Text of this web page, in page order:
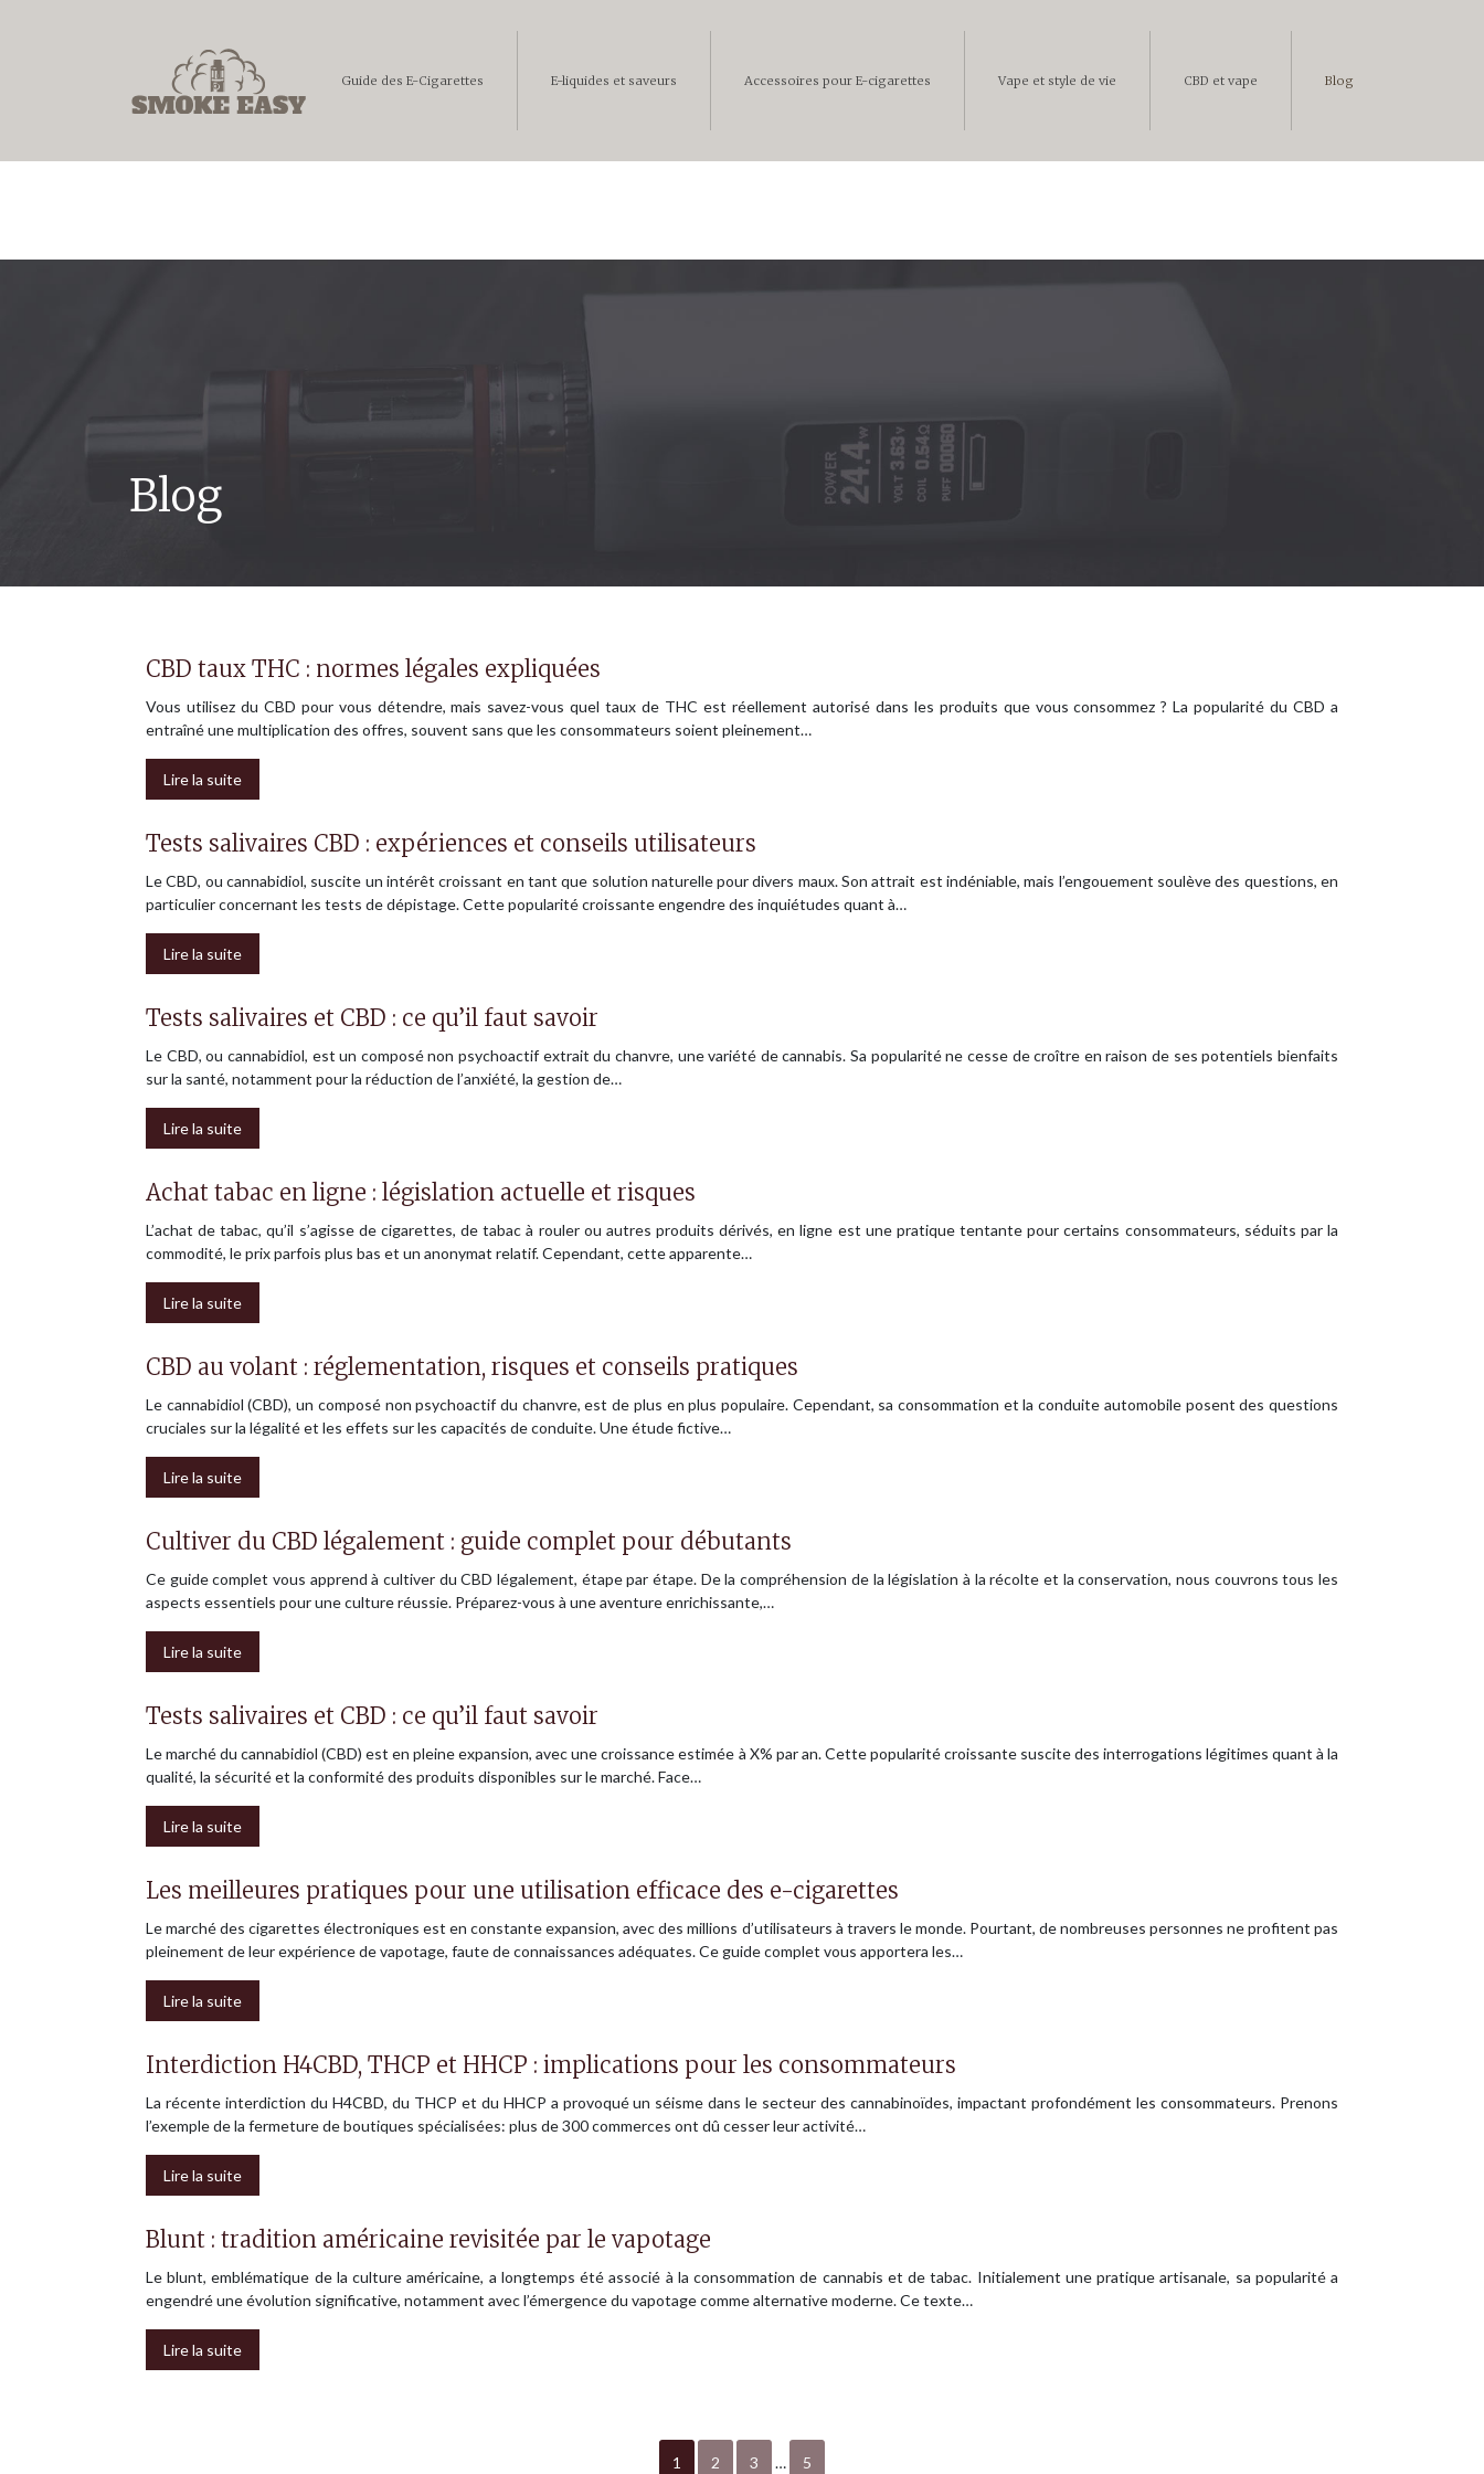
Guide des E-Cigarettes E-liquides et saveurs Accessoires pour E-cigarettes Vape et style de vie CBD et vape Blog
Blog
CBD taux THC : normes légales expliquées
Vous utilisez du CBD pour vous détendre, mais savez-vous quel taux de THC est réellement autorisé dans les produits que vous consommez ? La popularité du CBD a
entraîné une multiplication des offres, souvent sans que les consommateurs soient pleinement…
Lire la suite
Tests salivaires CBD : expériences et conseils utilisateurs
Le CBD, ou cannabidiol, suscite un intérêt croissant en tant que solution naturelle pour divers maux. Son attrait est indéniable, mais l’engouement soulève des questions, en
particulier concernant les tests de dépistage. Cette popularité croissante engendre des inquiétudes quant à…
Lire la suite
Tests salivaires et CBD : ce qu’il faut savoir
Le CBD, ou cannabidiol, est un composé non psychoactif extrait du chanvre, une variété de cannabis. Sa popularité ne cesse de croître en raison de ses potentiels bienfaits
sur la santé, notamment pour la réduction de l’anxiété, la gestion de…
Lire la suite
Achat tabac en ligne : législation actuelle et risques
L’achat de tabac, qu’il s’agisse de cigarettes, de tabac à rouler ou autres produits dérivés, en ligne est une pratique tentante pour certains consommateurs, séduits par la
commodité, le prix parfois plus bas et un anonymat relatif. Cependant, cette apparente…
Lire la suite
CBD au volant : réglementation, risques et conseils pratiques
Le cannabidiol (CBD), un composé non psychoactif du chanvre, est de plus en plus populaire. Cependant, sa consommation et la conduite automobile posent des questions
cruciales sur la légalité et les effets sur les capacités de conduite. Une étude fictive…
Lire la suite
Cultiver du CBD légalement : guide complet pour débutants
Ce guide complet vous apprend à cultiver du CBD légalement, étape par étape. De la compréhension de la législation à la récolte et la conservation, nous couvrons tous les
aspects essentiels pour une culture réussie. Préparez-vous à une aventure enrichissante,…
Lire la suite
Tests salivaires et CBD : ce qu’il faut savoir
Le marché du cannabidiol (CBD) est en pleine expansion, avec une croissance estimée à X% par an. Cette popularité croissante suscite des interrogations légitimes quant à la
qualité, la sécurité et la conformité des produits disponibles sur le marché. Face…
Lire la suite
Les meilleures pratiques pour une utilisation efficace des e-cigarettes
Le marché des cigarettes électroniques est en constante expansion, avec des millions d’utilisateurs à travers le monde. Pourtant, de nombreuses personnes ne profitent pas
pleinement de leur expérience de vapotage, faute de connaissances adéquates. Ce guide complet vous apportera les…
Lire la suite
Interdiction H4CBD, THCP et HHCP : implications pour les consommateurs
La récente interdiction du H4CBD, du THCP et du HHCP a provoqué un séisme dans le secteur des cannabinoïdes, impactant profondément les consommateurs. Prenons
l’exemple de la fermeture de boutiques spécialisées: plus de 300 commerces ont dû cesser leur activité…
Lire la suite
Blunt : tradition américaine revisitée par le vapotage
Le blunt, emblématique de la culture américaine, a longtemps été associé à la consommation de cannabis et de tabac. Initialement une pratique artisanale, sa popularité a
engendré une évolution significative, notamment avec l’émergence du vapotage comme alternative moderne. Ce texte…
Lire la suite
1 2 3 … 5